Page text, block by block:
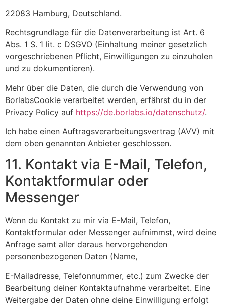
22083 Hamburg, Deutschland.
Rechtsgrundlage für die Datenverarbeitung ist Art. 6
Abs. 1 S. 1 lit. c DSGVO (Einhaltung meiner gesetzlich
vorgeschriebenen Pflicht, Einwilligungen zu einzuholen
und zu dokumentieren).
Mehr über die Daten, die durch die Verwendung von
BorlabsCookie verarbeitet werden, erfährst du in der
Privacy Policy auf https://de.borlabs.io/datenschutz/.
Ich habe einen Auftragsverarbeitungsvertrag (AVV) mit
dem oben genannten Anbieter geschlossen.
11. Kontakt via E-Mail, Telefon,
Kontaktformular oder
Messenger
Wenn du Kontakt zu mir via E-Mail, Telefon,
Kontaktformular oder Messenger aufnimmst, wird deine
Anfrage samt aller daraus hervorgehenden
personenbezogenen Daten (Name,
E-Mailadresse, Telefonnummer, etc.) zum Zwecke der
Bearbeitung deiner Kontaktaufnahme verarbeitet. Eine
Weitergabe der Daten ohne deine Einwilligung erfolgt